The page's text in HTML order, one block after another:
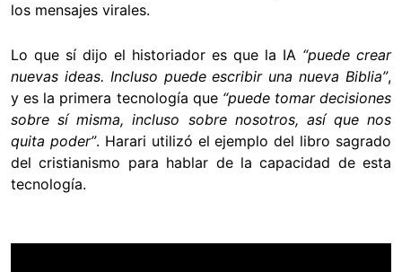
los mensajes virales.
Lo que sí dijo el historiador es que la IA “puede crear
nuevas ideas. Incluso puede escribir una nueva Biblia”,
y es la primera tecnología que “puede tomar decisiones
sobre sí misma, incluso sobre nosotros, así que nos
quita poder”. Harari utilizó el ejemplo del libro sagrado
del cristianismo para hablar de la capacidad de esta
tecnología.